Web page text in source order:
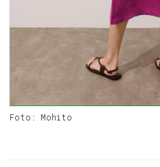
Foto: Mohito